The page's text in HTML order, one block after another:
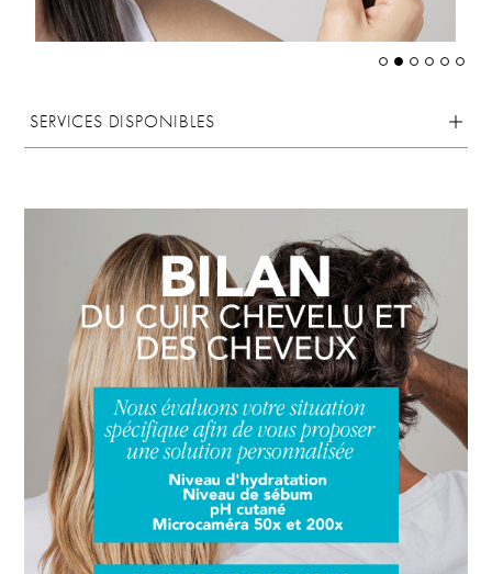
SERVICES DISPONIBLES